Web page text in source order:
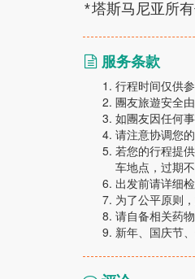
*塔斯马尼亚所
服务条款
行程时间仅供
團友旅遊安全
如團友因任何
请注意协调您
若您的行程提
车地点，过期不
出发前请详细
为了公平原则
请自备相关药
新年、国庆节